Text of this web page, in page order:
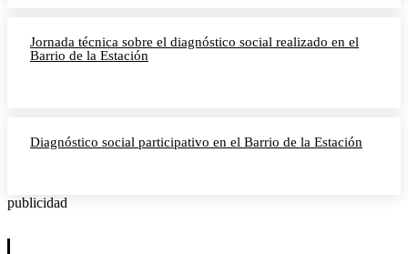
Jornada técnica sobre el diagnóstico social realizado en el
Barrio de la Estación
Diagnóstico social participativo en el Barrio de la Estación
publicidad